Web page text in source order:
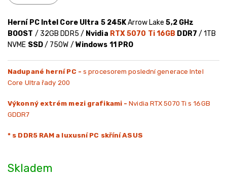
Skladem
Herní PC Intel Core Ultra 5 245KArrow Lake5,2 GHz
BOOST / 32GB DDR5 / Nvidia RTX 5070 Ti 16GB DDR7 / 1TB
NVME SSD/ 750W / Windows 11 PRO
Nadupané herní PC - s procesorem poslední generace Intel
Core Ultra řady 200
Výkonný extrém mezi grafikami - Nvidia RTX 5070 Ti s 16GB
GDDR7
* s DDR5 RAM a luxusní PC skříní ASUS